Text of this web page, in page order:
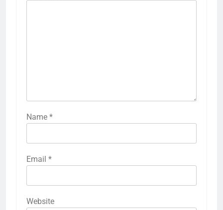
Name *
Email *
Website